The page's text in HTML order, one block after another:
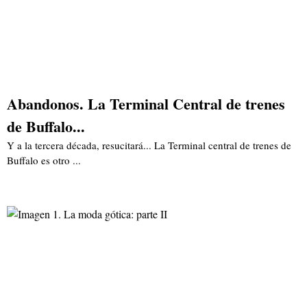
Abandonos. La Terminal Central de trenes
de Buffalo...
Y a la tercera década, resucitará... La Terminal central de trenes de
Buffalo es otro ...